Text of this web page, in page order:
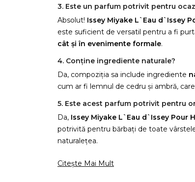
3. Este un parfum potrivit pentru
Absolut! Issey Miyake L`Eau d`Issey
este suficient de versatil pentru a fi
cât și în evenimente formale.
4. Conține ingrediente naturale?
Da, compoziția sa include ingrediente
cum ar fi lemnul de cedru și ambră,
5. Este acest parfum potrivit pentru
Da, Issey Miyake L`Eau d`Issey Pour
potrivită pentru bărbați de toate
naturalețea.
Citește Mai Mult